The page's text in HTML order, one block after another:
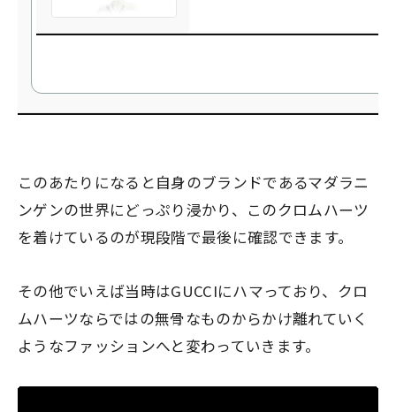
このあたりになると自身のブランドであるマダラニ
ンゲンの世界にどっぷり浸かり、このクロムハーツ
を着けているのが現段階で最後に確認できます。
その他でいえば当時はGUCCIにハマっており、クロ
ムハーツならではの無骨なものからかけ離れていく
ようなファッションへと変わっていきます。